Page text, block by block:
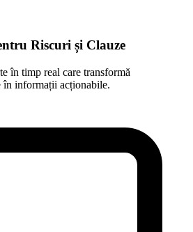
Riscuri și Clauze
în timp real care transformă
în informații acționabile.